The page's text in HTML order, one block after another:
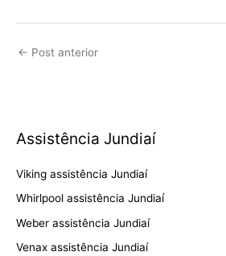
← Post anterior
Assistência Jundiaí
Viking assistência Jundiaí
Whirlpool assistência Jundiaí
Weber assistência Jundiaí
Venax assistência Jundiaí